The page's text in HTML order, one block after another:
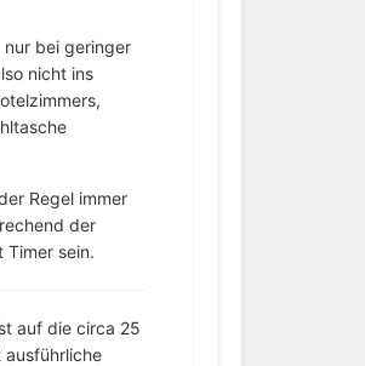
nur bei geringer
nicht ins
Regel immer
der
sein.
auf die circa 25